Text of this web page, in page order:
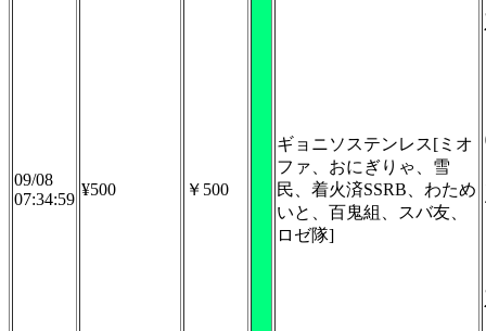
09/08
07:34:59
¥500 ￥500
ギョニソステンレス[ミオ
ファ、おにぎりゃ、雪
民、着火済SSRB、わため
いと、百鬼組、スバ友、
ロゼ隊]